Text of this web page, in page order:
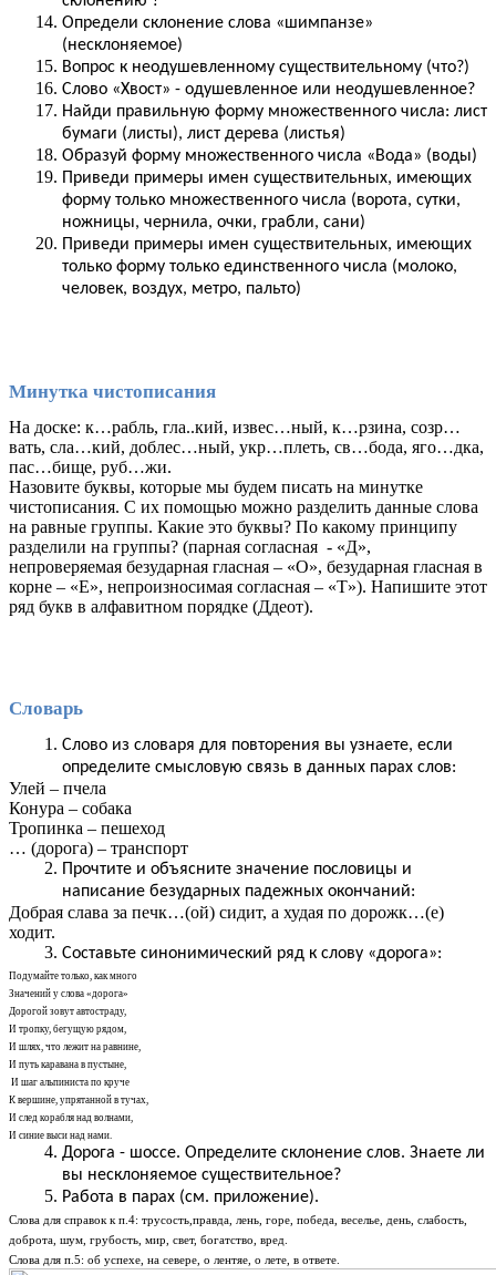
Определи склонение слова «шимпанзе»
(несклоняемое)
Вопрос к неодушевленному существительному (что?)
Слово «Хвост» - одушевленное или неодушевленное?
Найди правильную форму множественного числа: лист
бумаги (листы), лист дерева (листья)
Образуй форму множественного числа «Вода» (воды)
Приведи примеры имен существительных, имеющих
форму только множественного числа (ворота, сутки,
ножницы, чернила, очки, грабли, сани)
Приведи примеры имен существительных, имеющих
только форму только единственного числа (молоко,
человек, воздух, метро, пальто)
Минутка чистописания
На доске: к…рабль, гла..кий, извес…ный, к…рзина, созр…
вать, сла…кий, доблес…ный, укр…плеть, св…бода, яго…дка,
пас…бище, руб…жи.
Назовите буквы, которые мы будем писать на минутке
чистописания. С их помощью можно разделить данные слова
на равные группы. Какие это буквы? По какому принципу
разделили на группы? (парная согласная - «Д»,
непроверяемая безударная гласная – «О», безударная гласная в
корне – «Е», непроизносимая согласная – «Т»). Напишите этот
ряд букв в алфавитном порядке (Ддеот).
Словарь
Слово из словаря для повторения вы узнаете, если
определите смысловую связь в данных парах слов:
Улей – пчела
Конура – собака
Тропинка – пешеход
… (дорога) – транспорт
Прочтите и объясните значение пословицы и
написание безударных падежных окончаний:
Добрая слава за печк…(ой) сидит, а худая по дорожк…(е)
ходит.
Составьте синонимический ряд к слову «дорога»:
Подумайте только, как много
Значений у слова «дорога»
Дорогой зовут автостраду,
И тропку, бегущую рядом,
И шлях, что лежит на равнине,
И путь каравана в пустыне,
И шаг альпиниста по круче
К вершине, упрятанной в тучах,
И след корабля над волнами,
И синие выси над нами.
Дорога - шоссе. Определите склонение слов. Знаете ли
вы несклоняемое существительное?
Работа в парах (см. приложение).
Слова для справок к п.4: трусость,правда, лень, горе, победа, веселье, день, слабость,
доброта, шум, грубость, мир, свет, богатство, вред.
Слова для п.5: об успехе, на севере, о лентяе, о лете, в ответе.